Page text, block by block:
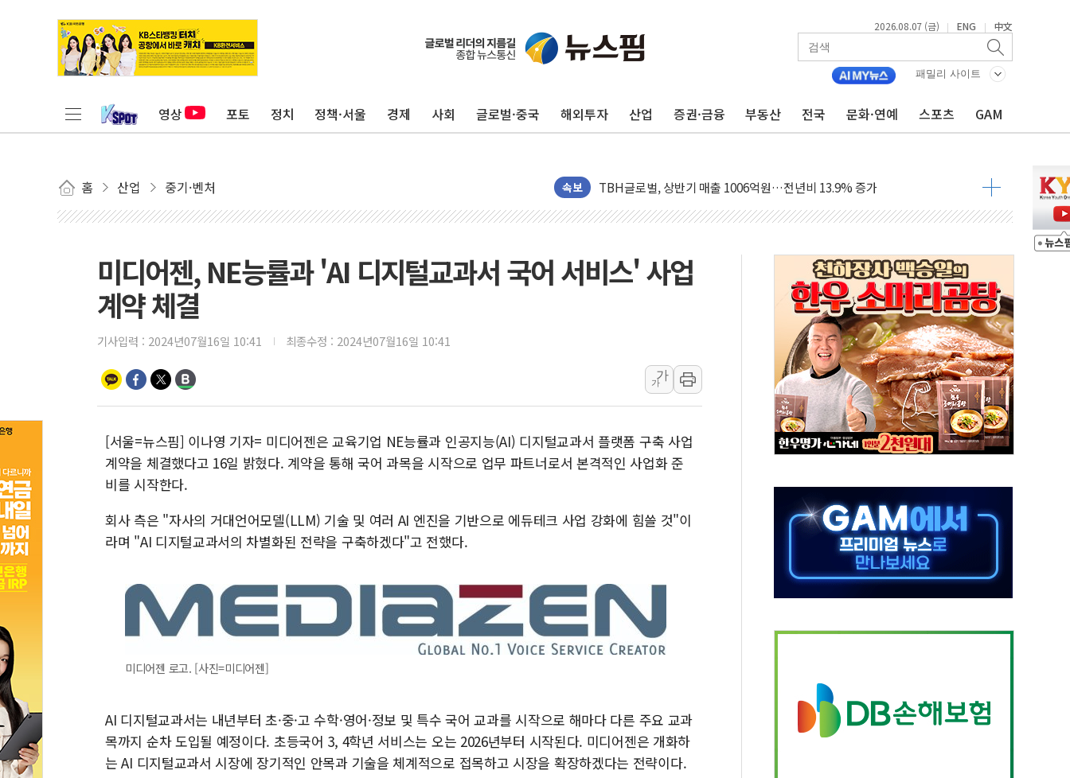
2026.08.07 (금) | ENG | 中文
패밀리 사이트
영상 포토 정치 정책·서울 경제 사회 글로벌·중국 해외투자 산업 증권·금융 부동산 전국 문화·연예 스포츠 GAM
홈 산업 중기·벤처 속보
한병도 "국민의힘, 말로만 주택 공급…도시정비법·주택법 등 처리 협조하라"
금투협, ChatGPT로 투자 웹리포트 만든다…AI 금융데이터 분석 과정 개설
李대통령, 진급 장성들에게 "내란으로 훼손된 군 신뢰 회복해야"
우리자산운용, MMF 순자산 30조 돌파…증시 급락에 업계 1위
AI 메모리 향한 뜨거운 관심…SK하이닉스, FMS서 '풀스택' 기술력 과시
건설 불황 속 내실 다진 한샘…B2B 확장으로 성장동력 확보
현대지에프홀딩스, 자사주 1000억 연내 소각…2분기 영업익 853억
관광객 3000만명 목표인데…외국인 숙박 부가세 환급 앞당겨 종료
[뉴스핌 이 시각 PICK] 축구협회 성접대 기간, 대표팀 무패 外
美 정보 당국 "푸틴, 몇 년 내 NATO 결속력 시험하려 한정적 침공 가능성"
인도, 바이오가스 생산에 3.5조원 투입키로...'에너지 자립' 일환
서울시, 정비사업으로 주택 36% 늘었다...공급부족 전 시장 규제 탓 커
신인류콘텐츠, 핀란드 AI 기업 Audission Oy와 운영 파트너십 체결
"일부 존치" vs "전면 개발"…서리풀2구역 갈등, 협의 테이블에
[AI 카드뉴스] 기후변화가 바꾼 대한민국 여름
국민의힘 윤리위, '부산 돌려차기 발언' 논란 서범수·진종오 징계절차 개시
미디어젠, NE능률과 'AI 디지털교과서 국어 서비스' 사업
계약 체결
기사입력 : 2024년07월16일 10:41 최종수정 : 2024년07월16일 10:41
가
가
[서울=뉴스핌] 이나영 기자= 미디어젠은 교육기업 NE능률과 인공지능(AI) 디지털교과서 플랫폼 구축 사업
계약을 체결했다고 16일 밝혔다. 계약을 통해 국어 과목을 시작으로 업무 파트너로서 본격적인 사업화 준
비를 시작한다.
회사 측은 "자사의 거대언어모델(LLM) 기술 및 여러 AI 엔진을 기반으로 에듀테크 사업 강화에 힘쓸 것"이
라며 "AI 디지털교과서의 차별화된 전략을 구축하겠다"고 전했다.
미디어젠 로고. [사진=미디어젠]
AI 디지털교과서는 내년부터 초·중·고 수학·영어·정보 및 특수 국어 교과를 시작으로 해마다 다른 주요 교과
목까지 순차 도입될 예정이다. 초등국어 3, 4학년 서비스는 오는 2026년부터 시작된다. 미디어젠은 개화하
는 AI 디지털교과서 시장에 장기적인 안목과 기술을 체계적으로 접목하고 시장을 확장하겠다는 전략이다.